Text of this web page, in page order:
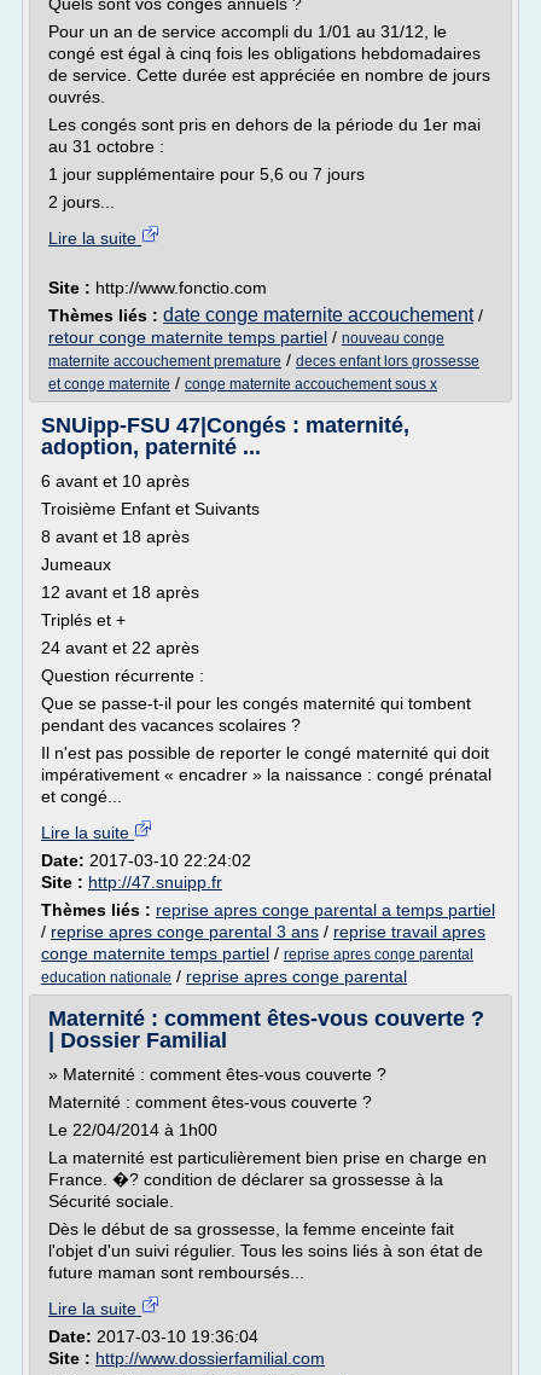
Pour un an de service accompli du 1/01 au 31/12, le
congé est égal à cinq fois les obligations hebdomadaires
de service. Cette durée est appréciée en nombre de jours
ouvrés.
Les congés sont pris en dehors de la période du 1er mai
au 31 octobre :
1 jour supplémentaire pour 5,6 ou 7 jours
2 jours...
Lire la suite
Site : http://www.fonctio.com
Thèmes liés : date conge maternite accouchement/
retour conge maternite temps partiel / nouveau conge
maternite accouchement premature / deces enfant lors grossesse
et conge maternite / conge maternite accouchement sous x
SNUipp-FSU 47|Congés : maternité,
adoption, paternité ...
6 avant et 10 après
Troisième Enfant et Suivants
8 avant et 18 après
Jumeaux
12 avant et 18 après
Triplés et +
24 avant et 22 après
Question récurrente :
Que se passe-t-il pour les congés maternité qui tombent
pendant des vacances scolaires ?
Il n'est pas possible de reporter le congé maternité qui doit
impérativement « encadrer » la naissance : congé prénatal
et congé...
Lire la suite
Date: 2017-03-10 22:24:02
Site : http://47.snuipp.fr
Thèmes liés : reprise apres conge parental a temps partiel
/ reprise apres conge parental 3 ans / reprise travail apres
conge maternite temps partiel / reprise apres conge parental
education nationale / reprise apres conge parental
Maternité : comment êtes-vous couverte ?
| Dossier Familial
» Maternité : comment êtes-vous couverte ?
Maternité : comment êtes-vous couverte ?
Le 22/04/2014 à 1h00
La maternité est particulièrement bien prise en charge en
France. �? condition de déclarer sa grossesse à la
Sécurité sociale.
Dès le début de sa grossesse, la femme enceinte fait
l'objet d'un suivi régulier. Tous les soins liés à son état de
future maman sont remboursés...
Lire la suite
Date: 2017-03-10 19:36:04
Site : http://www.dossierfamilial.com